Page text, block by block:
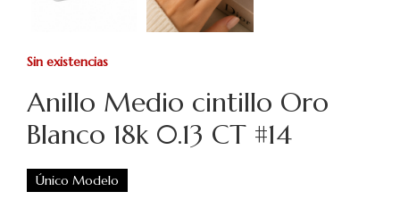
Anillo Medio cintillo Oro
Blanco 18k 0.13 CT #14
Único Modelo
Sin existencias